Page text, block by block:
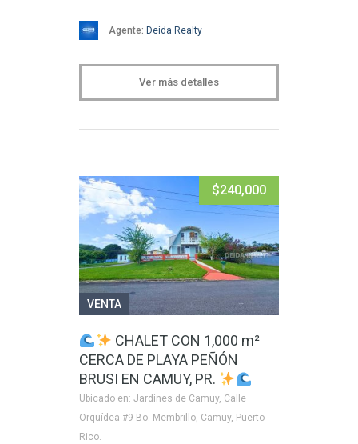
Agente: Deida Realty
Ver más detalles
VENTA
$240,000
CHALET CON 1,000 m²
CERCA DE PLAYA PEÑÓN
BRUSI EN CAMUY, PR.
Ubicado en: Jardines de Camuy, Calle
Orquídea #9 Bo. Membrillo, Camuy, Puerto
Rico.